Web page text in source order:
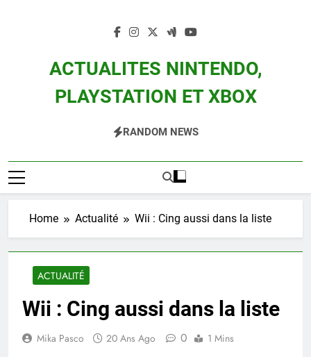
ACTUALITES NINTENDO,
PLAYSTATION ET XBOX
Zelda, Splatoon, Pokemon Entre Autres
RANDOM NEWS
Home Actualité Wii : Cing aussi dans la liste
ACTUALITÉ
Wii : Cing aussi dans la liste
Mika Pasco 20 Ans Ago 0 1 Mins